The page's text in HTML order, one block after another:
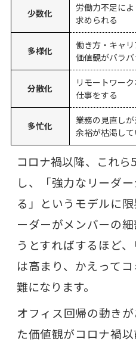
少数化
労働力不足に
求められる
多様化
働き方・キャ
価値観がバラ
分散化
リモートワー
仕事をする
多忙化
業務の見直し
余裕が枯渇して
コロナ禍以降、これ
し、「強力なリーダ
る」というモデルに
ーダーがメンバーの
うとすればするほど
は高まり、かえって
難になります。
オフィス回帰の動き
た価値観がコロナ禍